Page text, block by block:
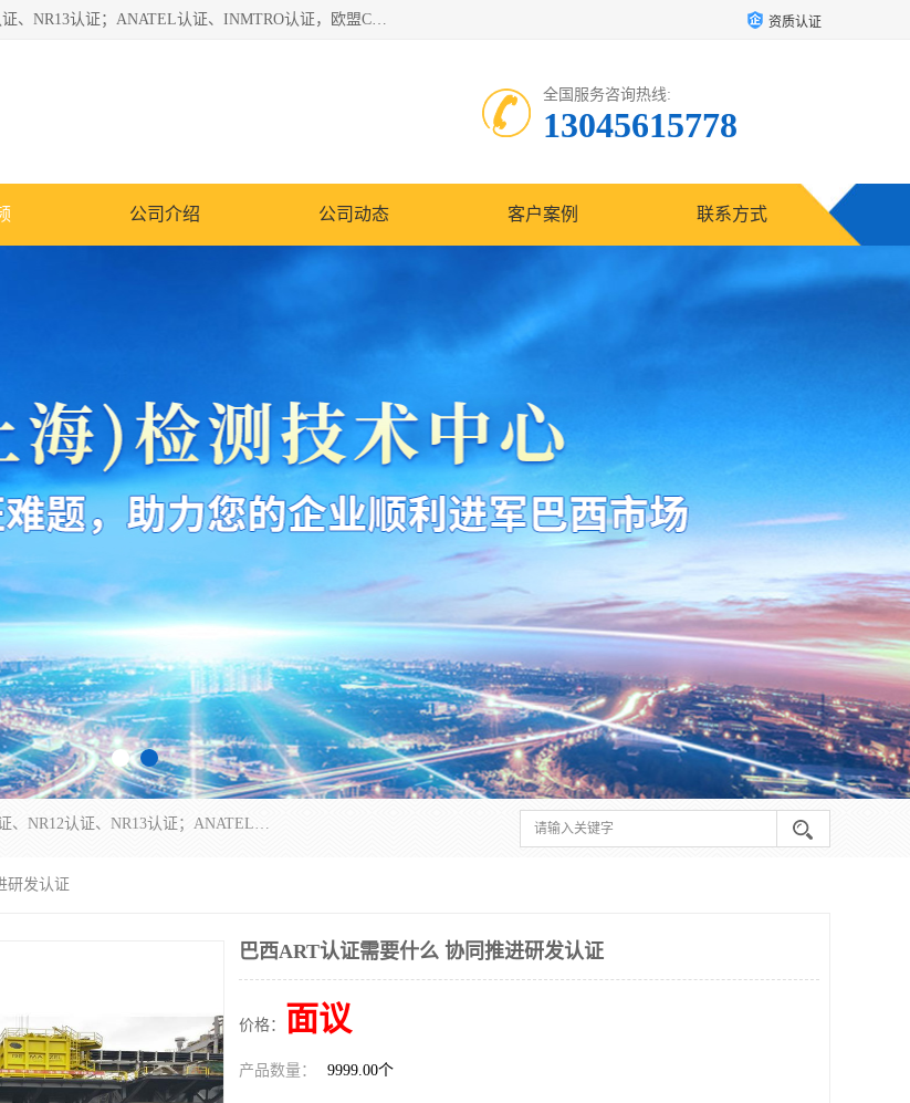
*是一家的测试、评估、检查与认机构，主要从事巴西NR10认证、NR12认证、NR13认证；ANATEL认证、INMTRO认证，欧盟CE认证：MD认证，PED认证，MID认证，ATEX认证，德国蓝色天使认证。 资质认证
全国服务咨询热线:
13045615778
公司介绍 公司动态 客户案例 联系方式
*是一家的测试、评估、检查与认机构，主要从事巴西NR10认证、NR12认证、NR13认证；ANATEL认证、INMTRO认证，欧盟CE认证：MD认证，PED认证，MID认证，ATEX认证，德国蓝色天使认证。
研发认证
巴西ART认证需要什么 协同推进研发认证
价格： 面议
产品数量： 9999.00个